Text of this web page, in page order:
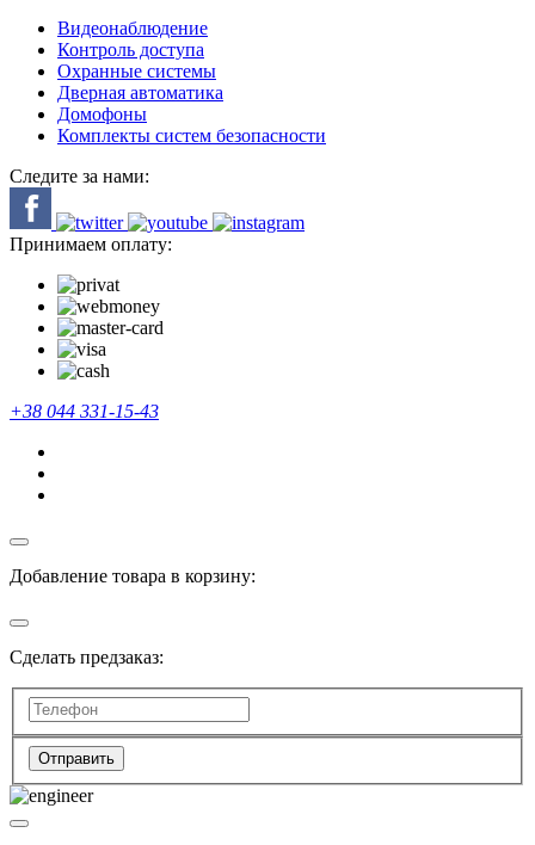
Видеонаблюдение
Контроль доступа
Охранные системы
Дверная автоматика
Домофоны
Комплекты систем безопасности
Следите за нами:
Принимаем оплату:
+38 044 331-15-43
Добавление товара в корзину:
Сделать предзаказ:
Отправить